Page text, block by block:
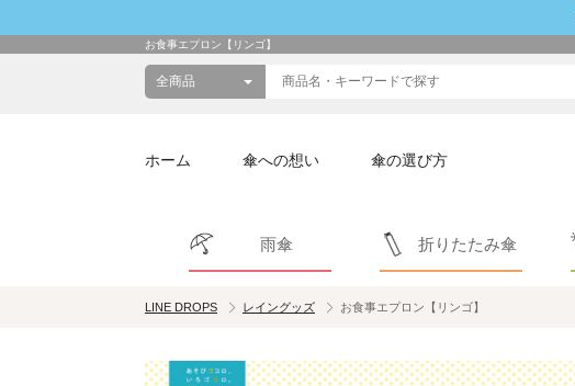
お食事エプロン【リンゴ】
ホーム 傘への想い 傘の選び方
雨傘 折りたたみ傘
LINE DROPS レイングッズ お食事エプロン【リンゴ】